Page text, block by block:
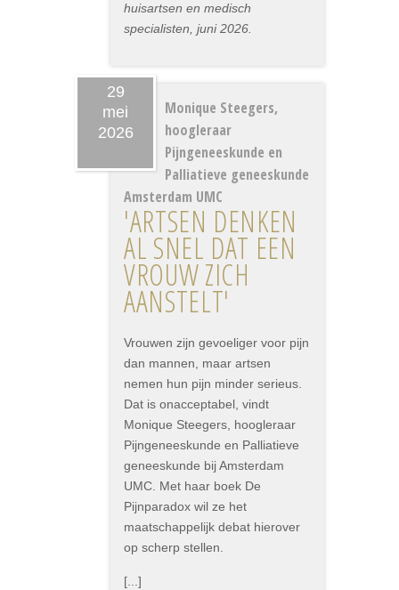
huisartsen en medisch
specialisten, juni 2026.
29
mei
2026
Monique Steegers,
hoogleraar
Pijngeneeskunde en
Palliatieve geneeskunde
Amsterdam UMC
'ARTSEN DENKEN
AL SNEL DAT EEN
VROUW ZICH
AANSTELT'
Vrouwen zijn gevoeliger voor pijn
dan mannen, maar artsen
nemen hun pijn minder serieus.
Dat is onacceptabel, vindt
Monique Steegers, hoogleraar
Pijngeneeskunde en Palliatieve
geneeskunde bij Amsterdam
UMC. Met haar boek De
Pijnparadox wil ze het
maatschappelijk debat hierover
op scherp stellen.
[...]